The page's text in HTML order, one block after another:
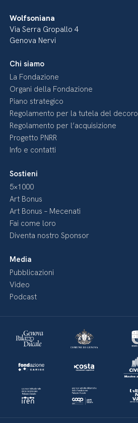
Wolfsoniana
Via Serra Gropallo 4
Genova Nervi
Chi siamo
La Fondazione
Organi della Fondazione
Piano strategico
Regolamento per la tutela del decoro
Regolamento per l’acquisizione
Progetto PNRR
Info e contatti
Sostieni
5×1000
Art Bonus
Art Bonus – Mecenati
Fai come loro
Diventa nostro Sponsor
Media
Pubblicazioni
Video
Podcast